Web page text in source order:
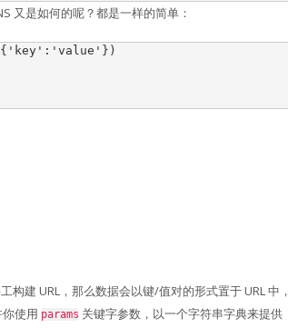
又是如何的呢？都是一样的简单：
{ 'key' : 'value' })
建 URL，那么数据会以键/值对的形式置于 URL 中，
使用 params 关键字参数，以一个字符串字典来提供